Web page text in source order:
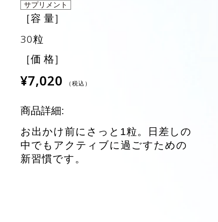
サプリメント
［容 量］
30粒
［価 格］
¥7,020 （税込）
商品詳細:
お出かけ前にさっと1粒。⽇差しの
中でもアクティブに過ごすための
新習慣です。